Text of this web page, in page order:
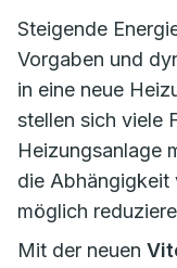
Steigende
Vorgaben und
in eine neue
stellen sich viele
Heizungsanlage
die Abhängigkeit
möglich
Mit der neuen